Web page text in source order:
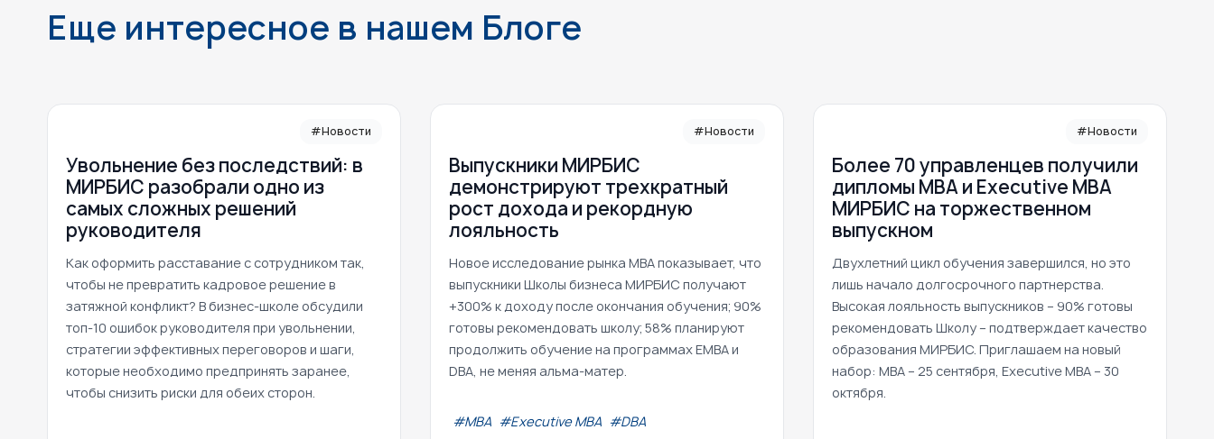
Еще интересное в нашем Блоге
#Новости
Увольнение без последствий: в
МИРБИС разобрали одно из
самых сложных решений
руководителя
Как оформить расставание с сотрудником так,
чтобы не превратить кадровое решение в
затяжной конфликт? В бизнес-школе обсудили
топ-10 ошибок руководителя при увольнении,
стратегии эффективных переговоров и шаги,
которые необходимо предпринять заранее,
чтобы снизить риски для обеих сторон.
#Новости
Выпускники МИРБИС
демонстрируют трехкратный
рост дохода и рекордную
лояльность
Новое исследование рынка MBA показывает, что
выпускники Школы бизнеса МИРБИС получают
+300% к доходу после окончания обучения; 90%
готовы рекомендовать школу; 58% планируют
продолжить обучение на программах EMBA и
DBA, не меняя альма-матер.
#МВА #Executive MBA #DBA
#Новости
Более 70 управленцев получили
дипломы MBA и Executive MBA
МИРБИС на торжественном
выпускном
Двухлетний цикл обучения завершился, но это
лишь начало долгосрочного партнерства.
Высокая лояльность выпускников – 90% готовы
рекомендовать Школу – подтверждает качество
образования МИРБИС. Приглашаем на новый
набор: MBA – 25 сентября, Executive MBA – 30
октября.